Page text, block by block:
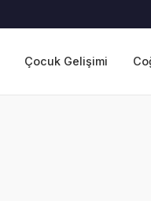
Çocuk Gelişimi